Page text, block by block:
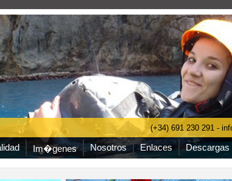
(+34) 691 230 291 -
Im�genes Nosotros Enlaces Descargas